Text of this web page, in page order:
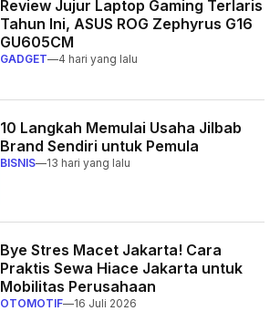
Review Jujur Laptop Gaming Terlaris
Tahun Ini, ASUS ROG Zephyrus G16
GU605CM
GADGET—4 hari yang lalu
10 Langkah Memulai Usaha Jilbab
Brand Sendiri untuk Pemula
BISNIS—13 hari yang lalu
Bye Stres Macet Jakarta! Cara
Praktis Sewa Hiace Jakarta untuk
Mobilitas Perusahaan
OTOMOTIF—16 Juli 2026